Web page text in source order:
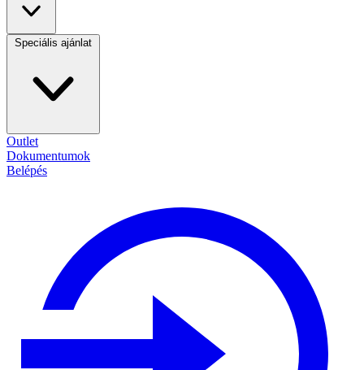
Speciális ajánlat
Outlet
Dokumentumok
Belépés